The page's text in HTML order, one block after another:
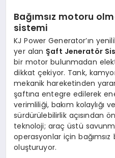
Bağımsız motoru
sistemi
KJ Power Generator’ın
yer alanŞaft Jeneratör
bir motor bulunmadan
dikkat çekiyor. Tank,
mekanik hareketinden
şaftına entegre edilerek
verimliliği, bakım kolaylığı
sürdürülebilirlik açısından
teknoloji; araç üstü
operasyonlar için
oluşturuyor.